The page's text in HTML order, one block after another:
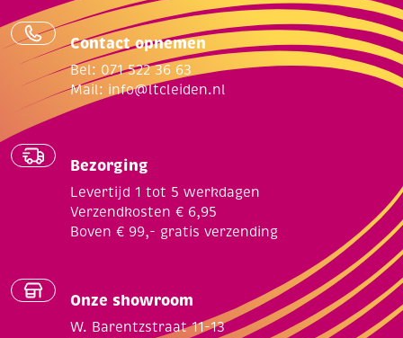
Contact opnemen
Bel: 071 522 36 63
Mail: info@ltcleiden.nl
Bezorging
Levertijd 1 tot 5 werkdagen
Verzendkosten € 6,95
Boven € 99,- gratis verzending
Onze showroom
W. Barentzstraat 11-13